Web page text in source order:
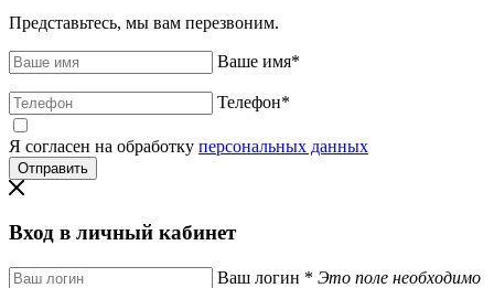
Представьтесь, мы вам перезвоним.
Ваше имя*
Телефон*
Я согласен на обработку персональных данных
Вход в личный кабинет
Ваш логин * Это поле необходимо